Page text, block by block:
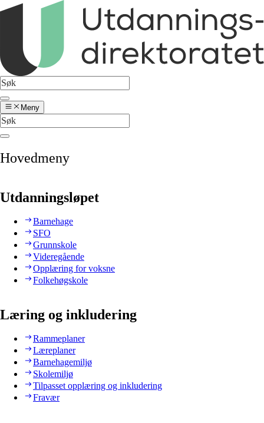
Meny
Hovedmeny
Utdanningsløpet
Barnehage
SFO
Grunnskole
Videregående
Opplæring for voksne
Folkehøgskole
Læring og inkludering
Rammeplaner
Læreplaner
Barnehagemiljø
Skolemiljø
Tilpasset opplæring og inkludering
Fravær